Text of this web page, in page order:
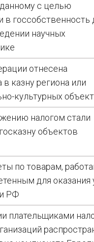
с целью
в госсобственность
научных
отнесена
казну региона или
культурных
налогом стали
объектов
по товарам,
для оказания
РФ
плательщиками